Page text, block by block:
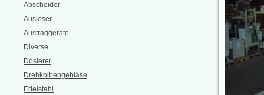
Abscheider
Ausleser
Austraggeräte
Diverse
Dosierer
Drehkolbengebläse
Edelstahl